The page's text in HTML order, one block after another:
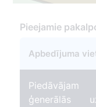
Pieejamie
Apbedījuma
ģenerālās